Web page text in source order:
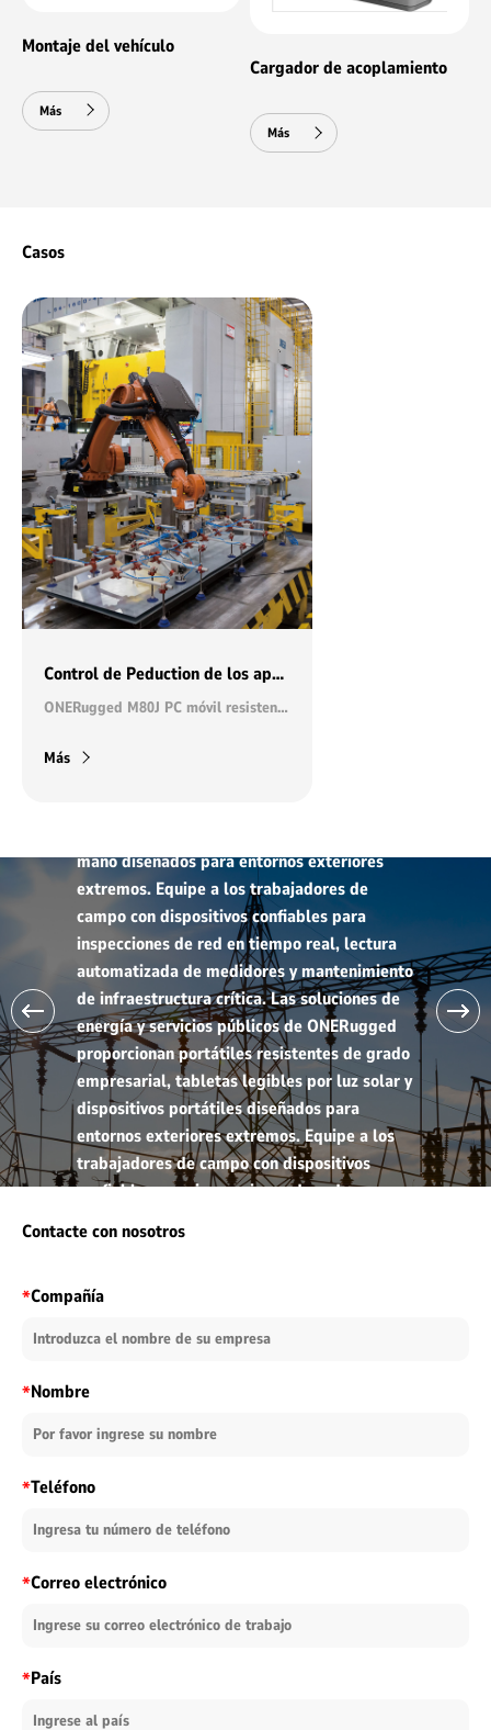
Montaje del vehículo
Más
Cargador de acoplamiento
Más
Casos
Control de Peduction de los aparatos electrodomésticos
ONERugged M80J PC móvil resistente controla los procesos de fabricación de electrodomésticos
Más
Energía y Utilities
Las soluciones de energía y servicios públicos
mano diseñados para entornos exteriores
extremos. Equipe a los trabajadores de
campo con dispositivos confiables para
inspecciones de red en tiempo real, lectura
automatizada de medidores y mantenimiento
de infraestructura crítica. Las soluciones de
energía y servicios públicos de ONERugged
proporcionan portátiles resistentes de grado
empresarial, tabletas legibles por luz solar y
dispositivos portátiles diseñados para
entornos exteriores extremos. Equipe a los
trabajadores de campo con dispositivos
confiables para inspecciones de red en
medidores y mantenimiento de
more
Contacte con nosotros
*Compañía
*Nombre
*Teléfono
*Correo electrónico
*País